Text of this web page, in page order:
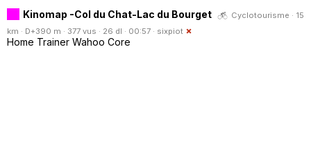
Kinomap -Col du Chat-Lac du Bourget
Cyclotourisme · 15
km · D+390 m · 377 vus · 26 dl · 00:57 · sixpiot
Home Trainer Wahoo Core